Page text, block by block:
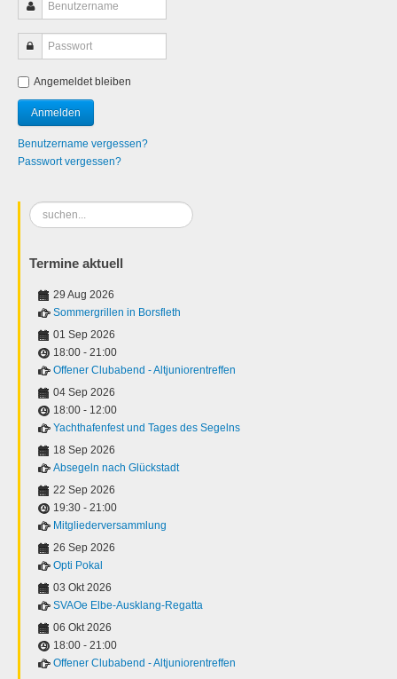
Angemeldet bleiben
Benutzername vergessen?
Passwort vergessen?
Suchen
...
Termine aktuell
29 Aug 2026
Sommergrillen in Borsfleth
01 Sep 2026
18:00 - 21:00
Offener Clubabend - Altjuniorentreffen
04 Sep 2026
18:00 - 12:00
Yachthafenfest und Tages des Segelns
18 Sep 2026
Absegeln nach Glückstadt
22 Sep 2026
19:30 - 21:00
Mitgliederversammlung
26 Sep 2026
Opti Pokal
03 Okt 2026
SVAOe Elbe-Ausklang-Regatta
06 Okt 2026
18:00 - 21:00
Offener Clubabend - Altjuniorentreffen